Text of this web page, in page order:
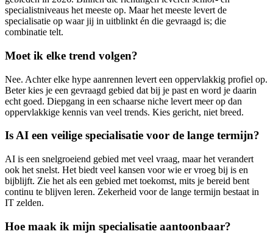
specialistniveaus het meeste op. Maar het meeste levert de
specialisatie op waar jij in uitblinkt én die gevraagd is; die
combinatie telt.
Moet ik elke trend volgen?
Nee. Achter elke hype aanrennen levert een oppervlakkig profiel op.
Beter kies je een gevraagd gebied dat bij je past en word je daarin
echt goed. Diepgang in een schaarse niche levert meer op dan
oppervlakkige kennis van veel trends. Kies gericht, niet breed.
Is AI een veilige specialisatie voor de lange termijn?
AI is een snelgroeiend gebied met veel vraag, maar het verandert
ook het snelst. Het biedt veel kansen voor wie er vroeg bij is en
bijblijft. Zie het als een gebied met toekomst, mits je bereid bent
continu te blijven leren. Zekerheid voor de lange termijn bestaat in
IT zelden.
Hoe maak ik mijn specialisatie aantoonbaar?